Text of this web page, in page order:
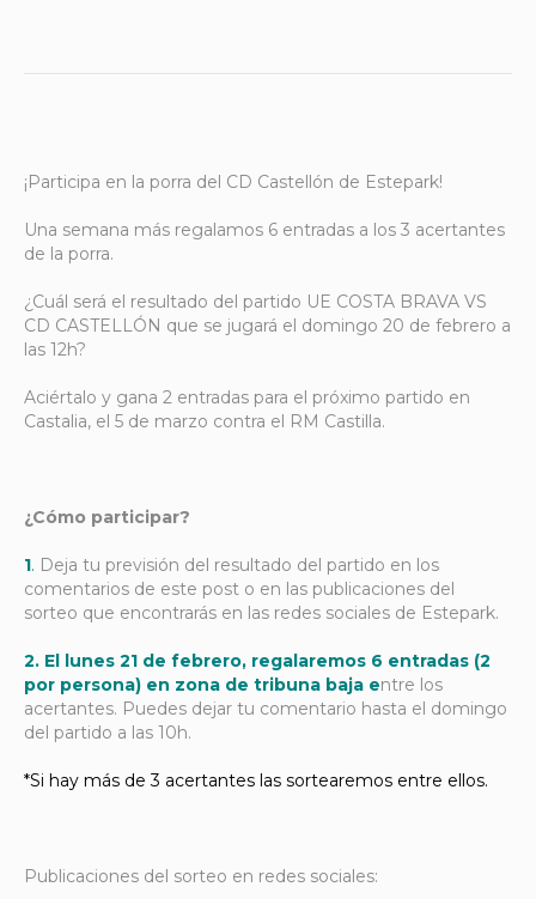
¡Participa en la porra del CD Castellón de Estepark!
Una semana más regalamos 6 entradas a los 3 acertantes
de la porra.
¿Cuál será el resultado del partido UE COSTA BRAVA VS
CD CASTELLÓN que se jugará el domingo 20 de febrero a
las 12h?
Aciértalo y gana 2 entradas para el próximo partido en
Castalia, el 5 de marzo contra el RM Castilla.
¿Cómo participar?
1. Deja tu previsión del resultado del partido en los
comentarios de este post o en las publicaciones del
sorteo que encontrarás en las redes sociales de Estepark.
2. El lunes 21 de febrero, regalaremos 6 entradas (2
por persona) en zona de tribuna baja entre los
acertantes. Puedes dejar tu comentario hasta el domingo
del partido a las 10h.
*Si hay más de 3 acertantes las sortearemos entre ellos.
Publicaciones del sorteo en redes sociales: